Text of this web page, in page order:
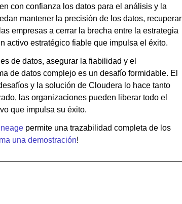
con confianza los datos para el análisis y la
mantener la precisión de los datos, recuperar
empresas a cerrar la brecha entre la estrategia
activo estratégico fiable que impulsa el éxito.
de datos, asegurar la fiabilidad y el
de datos complejo es un desafío formidable. El
y la solución de Cloudera lo hace tanto
las organizaciones pueden liberar todo el
que impulsa su éxito.
permite una trazabilidad completa de los
una demostración!